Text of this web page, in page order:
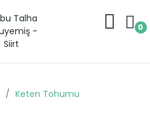
0
Keten Tohumu